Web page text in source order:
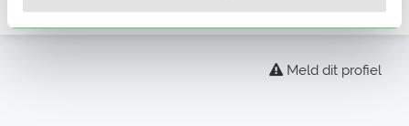
Meld dit profiel